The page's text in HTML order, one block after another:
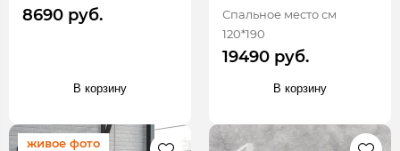
8690 руб.
В корзину
Спальное место см
120*190
19490 руб.
В корзину
живое фото